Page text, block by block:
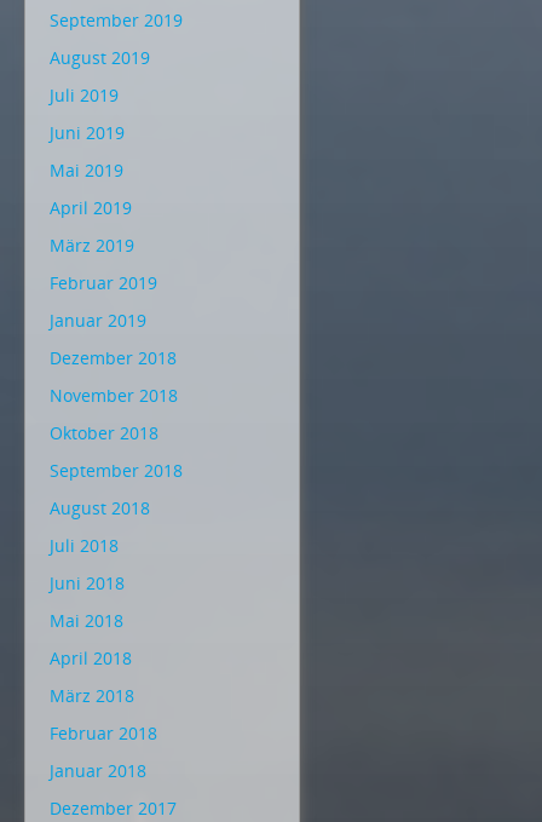
September 2019
August 2019
Juli 2019
Juni 2019
Mai 2019
April 2019
März 2019
Februar 2019
Januar 2019
Dezember 2018
November 2018
Oktober 2018
September 2018
August 2018
Juli 2018
Juni 2018
Mai 2018
April 2018
März 2018
Februar 2018
Januar 2018
Dezember 2017